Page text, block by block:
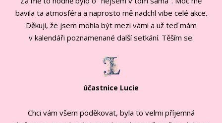
bavila ta atmosféra a naprosto mě nadchl vibe celé akce.
Děkuji, že jsem mohla být mezi vámi a už teď mám
v kalendáři poznamenané další setkání. Těším se.
účastnice Lucie
Chci vám všem poděkovat, byla to velmi příjemná